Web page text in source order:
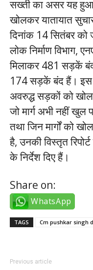
सख्ती का असर यह
खोलकर यातायात
दिनांक 14 सितंबर को
लोक निर्माण विभाग,
मिलाकर 481 सड़कें
174 सड़कें बंद हैं। इस
अवरुद्ध सड़कों को खोल
जो मार्ग अभी नहीं
तथा जिन मार्गों को
है, उनकी विस्तृत
के निर्देश दिए हैं।
Share on:
WhatsApp
TAGS Cm pushkar singh
Previous article